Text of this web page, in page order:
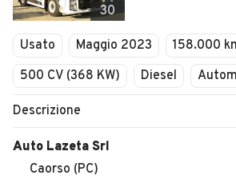
30
Usato Maggio 2023
158.000
500 CV (368 KW)
Diesel
Descrizione
Auto Lazeta Srl
Caorso (PC)